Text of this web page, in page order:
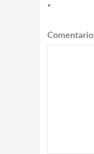
*
Comentario